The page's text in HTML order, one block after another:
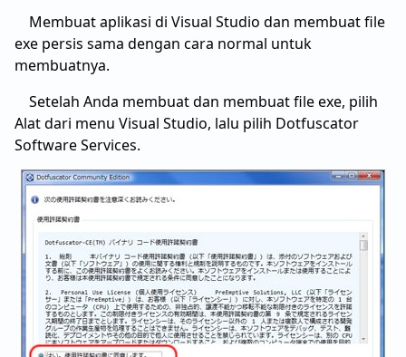
Membuat aplikasi di Visual Studio dan membuat file
exe persis sama dengan cara normal untuk
membuatnya.
Setelah Anda membuat dan membuat file exe, pilih
Alat dari menu Visual Studio, lalu pilih Dotfuscator
Software Services.